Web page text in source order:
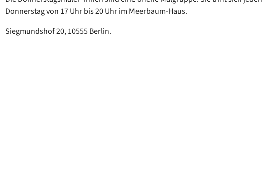
Donnerstag von 17 Uhr bis 20 Uhr im Meerbaum-Haus.
Siegmundshof 20, 10555 Berlin.